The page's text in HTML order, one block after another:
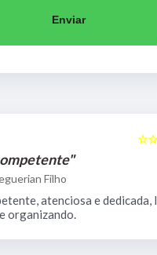
Enviar
Filho
atenciosa e dedicada,
organizando.